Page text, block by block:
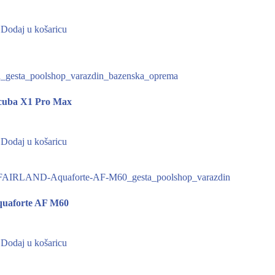
Dodaj u košaricu
X1 Pro Max
Dodaj u košaricu
AF M60
Dodaj u košaricu